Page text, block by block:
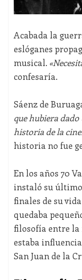
Acabada la
eslóganes
musical. «
confesaría.
Sáenz de
que hubiera
historia de la
historia no fue
En los años 70
instaló su
finales de su
quedaba
filosofía entre la
estaba
San Juan de la